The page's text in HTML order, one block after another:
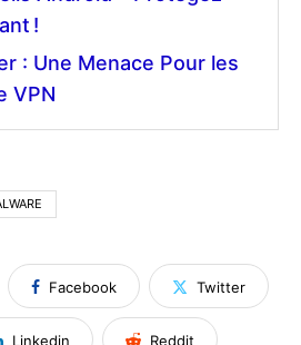
!
: Une Menace Pour les
VPN
Facebook Twitter
Linkedin Reddit